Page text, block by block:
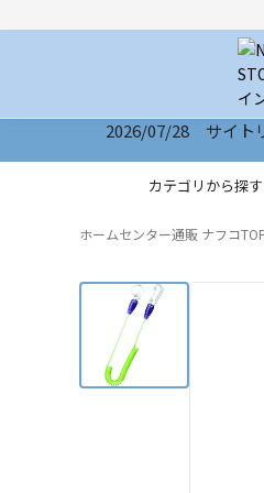
2026/07/28 サイト
カテゴリから探
ホームセンター通販 ナフコ